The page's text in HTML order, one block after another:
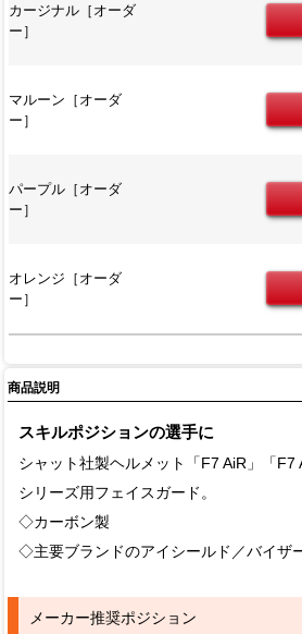
カージナル［オーダ
ー］
マルーン［オーダ
ー］
パープル［オーダ
ー］
オレンジ［オーダ
ー］
商品説明
スキルポジションの選手に
シャット社製ヘルメット「F7 AiR」「F7
シリーズ用フェイスガード。
◇カーボン製
◇主要ブランドのアイシールド／バイザ
メーカー推奨ポジション